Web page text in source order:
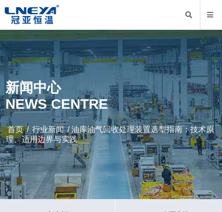
新闻中心
NEWS CENTRE
首页/行业新闻/ 油库油气回收处理装置选型指南：技术原
理、适用边界与实践